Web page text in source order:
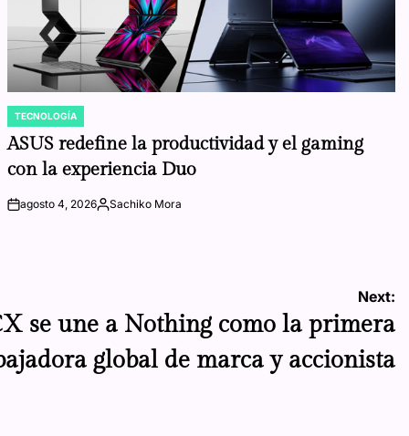
POSTED
IN
TECNOLOGÍA
ASUS redefine la productividad y el gaming
con la experiencia Duo
onagosto 4, 2026Posted
Sachiko Mora
Next:
se une a Nothing como la primera
global de marca y accionista